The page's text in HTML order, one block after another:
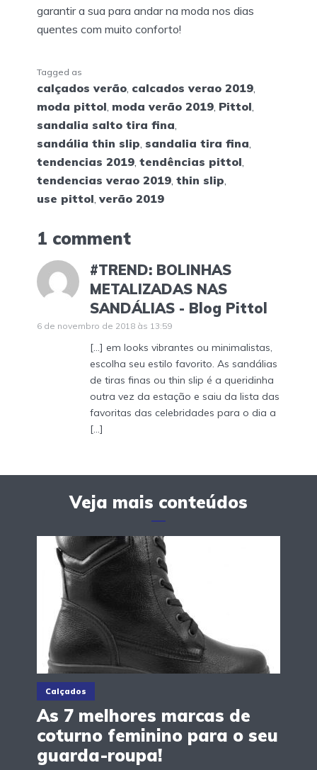
garantir a sua para andar na moda nos dias
quentes com muito conforto!
Tagged as
calçados verão, calcados verao 2019,
moda pittol, moda verão 2019, Pittol,
sandalia salto tira fina,
sandália thin slip, sandalia tira fina,
tendencias 2019, tendências pittol,
tendencias verao 2019, thin slip,
use pittol, verão 2019
1 comment
#TREND: BOLINHAS
METALIZADAS NAS
SANDÁLIAS - Blog Pittol
6 de novembro de 2018 às 13:59
[…] em looks vibrantes ou minimalistas,
escolha seu estilo favorito. As sandálias
de tiras finas ou thin slip é a queridinha
outra vez da estação e saiu da lista das
favoritas das celebridades para o dia a
[…]
Veja mais conteúdos
Calçados
As 7 melhores marcas de
coturno feminino para o seu
guarda-roupa!